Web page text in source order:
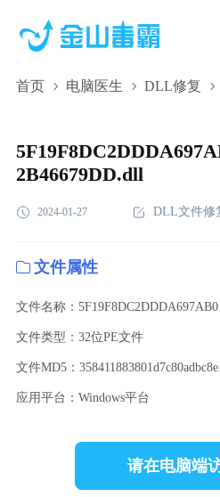
首页 电脑医生 DLL修复
2B46679DD.dll
2024-01-27 DLL文件修
文件属性
文件名
文件类型：32位PE文件
文件
应用平台：Windows平台
请在电脑端